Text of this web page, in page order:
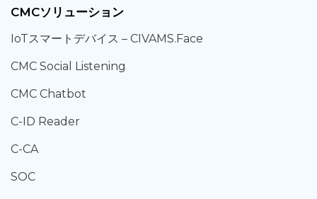
CMCソリューション
IoTスマートデバイス – CIVAMS.Face
CMC Social Listening
CMC Chatbot
C-ID Reader
C-CA
SOC